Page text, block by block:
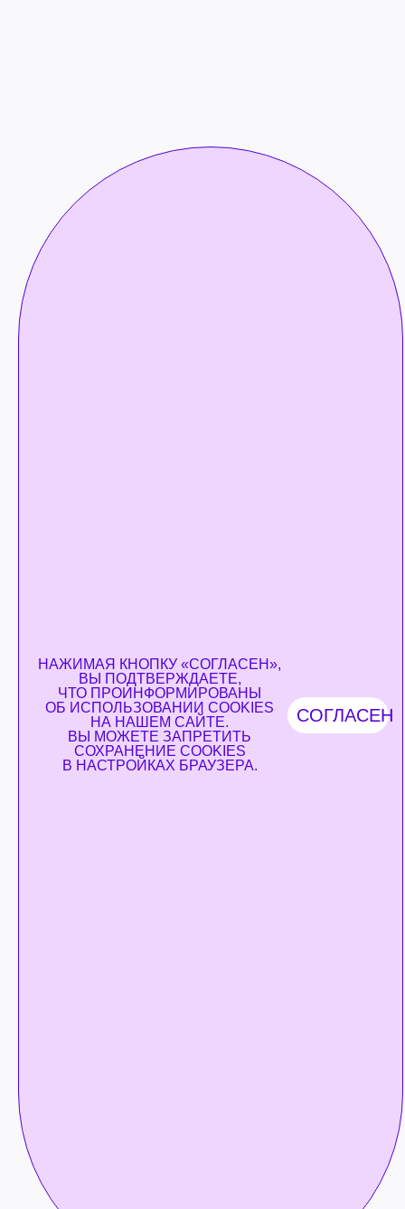
НАЖИМАЯ КНОПКУ «СОГЛАСЕН»,
ВЫ ПОДТВЕРЖДАЕТЕ,
ЧТО ПРОИНФОРМИРОВАНЫ
ОБ ИСПОЛЬЗОВАНИИ COOKIES
НА НАШЕМ САЙТЕ.
ВЫ МОЖЕТЕ ЗАПРЕТИТЬ
СОХРАНЕНИЕ COOKIES
В НАСТРОЙКАХ БРАУЗЕРА.
СОГЛАСЕН